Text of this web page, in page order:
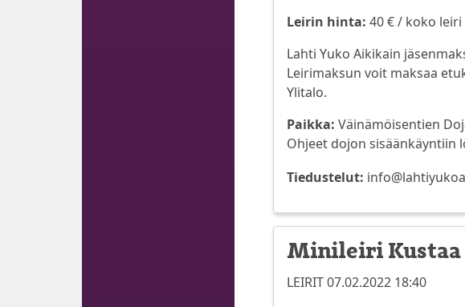
Leirin hinta: 40 € / koko
Lahti Yuko Aikikain
Leirimaksun voit maksaa
Ylitalo.
Paikka: Väinämöisentien
Ohjeet dojon sisäänkäyntiin
Tiedustelut:
Minileiri Kustaa
LEIRIT 07.02.2022 18:40